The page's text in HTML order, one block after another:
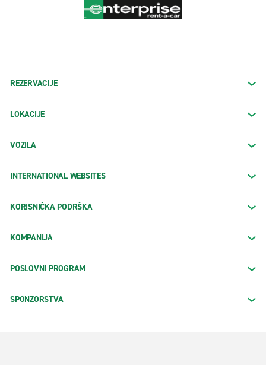
REZERVACIJE
LOKACIJE
VOZILA
INTERNATIONAL WEBSITES
KORISNIČKA PODRŠKA
KOMPANIJA
POSLOVNI PROGRAM
SPONZORSTVA